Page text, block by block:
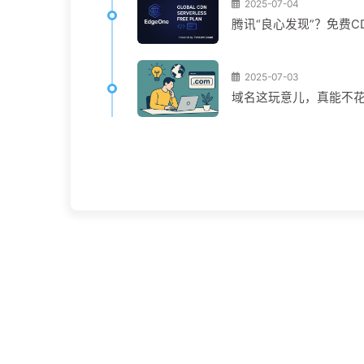
2025-07-04
腾讯“良心发现”？免费
2025-07-03
域名这玩意儿，真能不